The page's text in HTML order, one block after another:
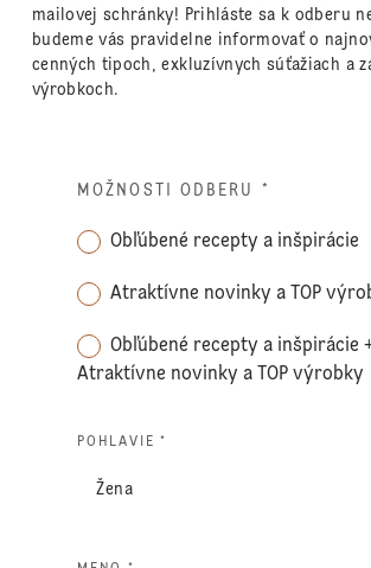
mailovej schránky! Prihláste sa k odberu
budeme vás pravidelne informovať o
cenných tipoch, exkluzívnych súťažiach a
výrobkoch.
MOŽNOSTI ODBERU *
Obľúbené recepty a inšpirácie
Atraktívne novinky a TOP
Obľúbené recepty a inšpirácie
Atraktívne novinky a TOP výrobky
POHLAVIE *